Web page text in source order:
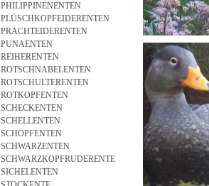
PHILIPPINENENTEN
PLÜSCHKOPFEIDERENTEN
PRACHTEIDERENTEN
PUNAENTEN
REIHERENTEN
ROTSCHNABELENTEN
ROTSCHULTERENTEN
ROTKOPFENTEN
SCHECKENTEN
SCHELLENTEN
SCHOPFENTEN
SCHWARZENTEN
SCHWARZKOPFRUDERENTE
SICHELENTEN